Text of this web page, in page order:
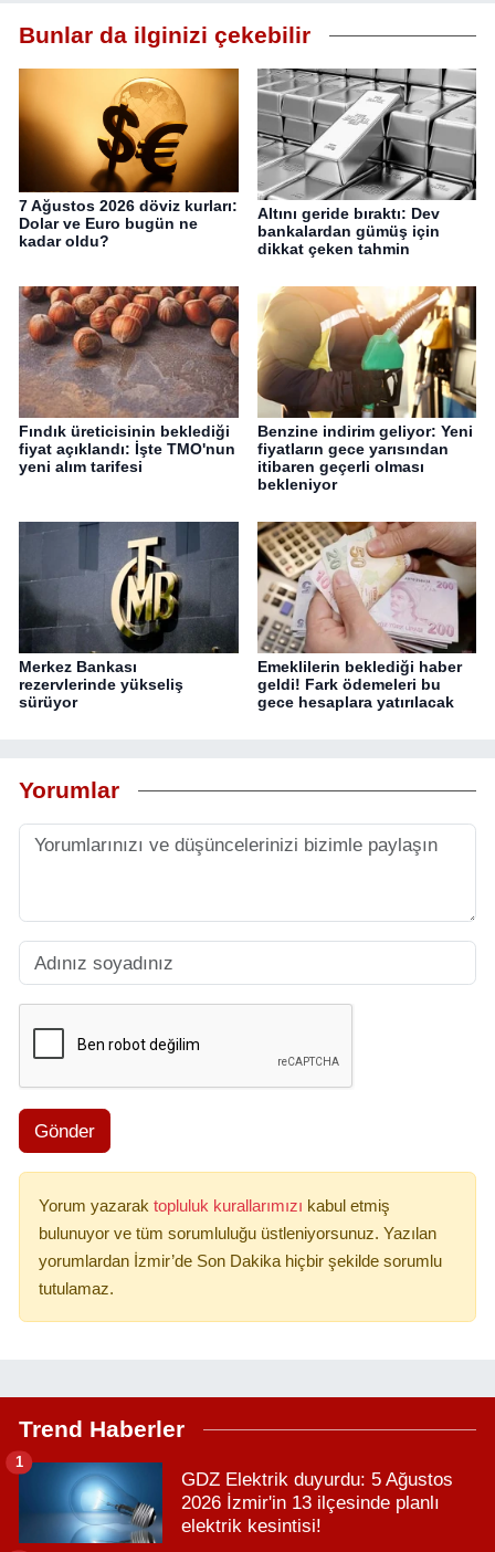
Bunlar da ilginizi çekebilir
7 Ağustos 2026 döviz kurları:
Dolar ve Euro bugün ne
kadar oldu?
Altını geride bıraktı: Dev
bankalardan gümüş için
dikkat çeken tahmin
Fındık üreticisinin beklediği
fiyat açıklandı: İşte TMO'nun
yeni alım tarifesi
Benzine indirim geliyor: Yeni
fiyatların gece yarısından
itibaren geçerli olması
bekleniyor
Merkez Bankası
rezervlerinde yükseliş
sürüyor
Emeklilerin beklediği haber
geldi! Fark ödemeleri bu
gece hesaplara yatırılacak
Yorumlar
Gönder
Yorum yazarak topluluk kurallarımızı kabul etmiş
bulunuyor ve tüm sorumluluğu üstleniyorsunuz. Yazılan
yorumlardan İzmir’de Son Dakika hiçbir şekilde sorumlu
tutulamaz.
Trend Haberler
GDZ Elektrik duyurdu: 5 Ağustos
2026 İzmir'in 13 ilçesinde planlı
elektrik kesintisi!
1